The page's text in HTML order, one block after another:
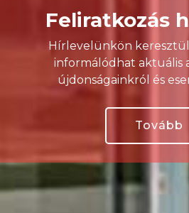
Feliratkozás
Hírlevelünkön
informálódhat aktuális
újdonságainkról és
Tovább